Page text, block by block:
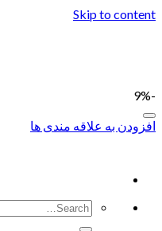
Skip to content
-9%
افزودن به علاقه مندی ها